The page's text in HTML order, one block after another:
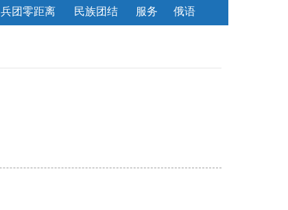
兵团零距离
民族团结
服务 俄语